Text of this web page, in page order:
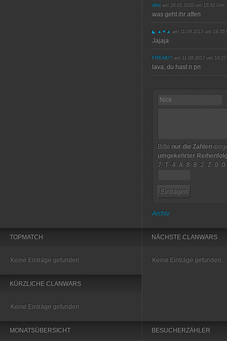
d0ni am 26.01.2020 um 15:32 Uhr:
was geht ihr affen
◣ ▲▼▲ am 11.09.2017 um 19:35
Jajaja
FREAK!!! am 11.09.2017 um
lava, du hast n pn
Bitte nur die Zahlen
umgekehrter
7 T 4 A 8 B 2 Z 0 O
Archiv
TOPMATCH
Keine Einträge gefunden.
NÄCHSTE CLANWARS
Keine Einträge gefunden.
KÜRZLICHE CLANWARS
Keine Einträge gefunden.
MONATSÜBERSICHT BESUCHERZÄHLER